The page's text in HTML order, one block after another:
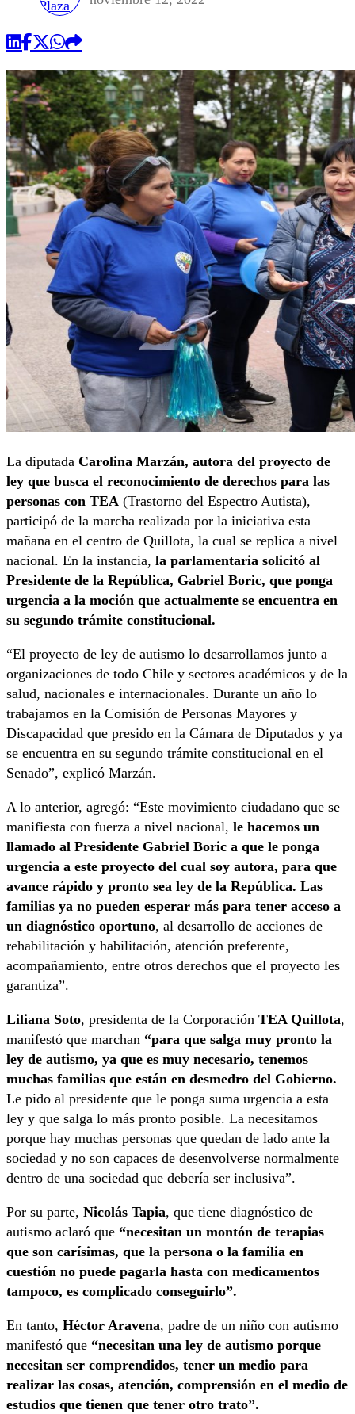
La diputada Carolina Marzán, autora del proyecto de
ley que busca el reconocimiento de derechos para las
personas con TEA (Trastorno del Espectro Autista),
participó de la marcha realizada por la iniciativa esta
mañana en el centro de Quillota, la cual se replica a nivel
nacional. En la instancia, la parlamentaria solicitó al
Presidente de la República, Gabriel Boric, que ponga
urgencia a la moción que actualmente se encuentra en
su segundo trámite constitucional.
“El proyecto de ley de autismo lo desarrollamos junto a
organizaciones de todo Chile y sectores académicos y de la
salud, nacionales e internacionales. Durante un año lo
trabajamos en la Comisión de Personas Mayores y
Discapacidad que presido en la Cámara de Diputados y ya
se encuentra en su segundo trámite constitucional en el
Senado”, explicó Marzán.
A lo anterior, agregó: “Este movimiento ciudadano que se
manifiesta con fuerza a nivel nacional, le hacemos un
llamado al Presidente Gabriel Boric a que le ponga
urgencia a este proyecto del cual soy autora, para que
avance rápido y pronto sea ley de la República. Las
familias ya no pueden esperar más para tener acceso a
un diagnóstico oportuno, al desarrollo de acciones de
rehabilitación y habilitación, atención preferente,
acompañamiento, entre otros derechos que el proyecto les
garantiza”.
Liliana Soto, presidenta de la Corporación TEA Quillota,
manifestó que marchan “para que salga muy pronto la
ley de autismo, ya que es muy necesario, tenemos
muchas familias que están en desmedro del Gobierno.
Le pido al presidente que le ponga suma urgencia a esta
ley y que salga lo más pronto posible. La necesitamos
porque hay muchas personas que quedan de lado ante la
sociedad y no son capaces de desenvolverse normalmente
dentro de una sociedad que debería ser inclusiva”.
Por su parte, Nicolás Tapia, que tiene diagnóstico de
autismo aclaró que “necesitan un montón de terapias
que son carísimas, que la persona o la familia en
cuestión no puede pagarla hasta con medicamentos
tampoco, es complicado conseguirlo”.
En tanto, Héctor Aravena, padre de un niño con autismo
manifestó que “necesitan una ley de autismo porque
necesitan ser comprendidos, tener un medio para
realizar las cosas, atención, comprensión en el medio de
estudios que tienen que tener otro trato”.